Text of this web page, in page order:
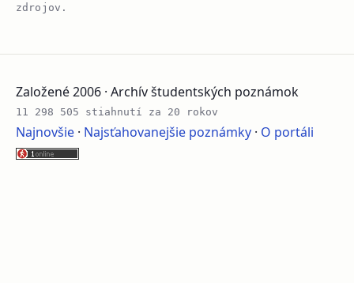
zdrojov.
Založené 2006 · Archív študentských poznámok
11 298 505 stiahnutí za 20 rokov
Najnovšie · Najsťahovanejšie poznámky · O portáli